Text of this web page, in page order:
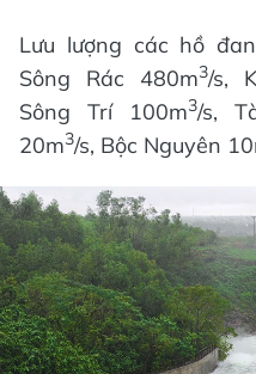
Lưu lượng các hồ
Sông Rác 480m3/s,
Sông Trí 100m3/s,
20m3/s, Bộc Nguyên